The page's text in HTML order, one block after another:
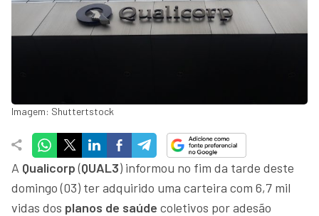
Imagem: Shuttertstock
A Qualicorp(QUAL3) informou no fim da tarde deste
domingo (03) ter adquirido uma carteira com 6,7 mil
vidas dos planos de saúde coletivos por adesão